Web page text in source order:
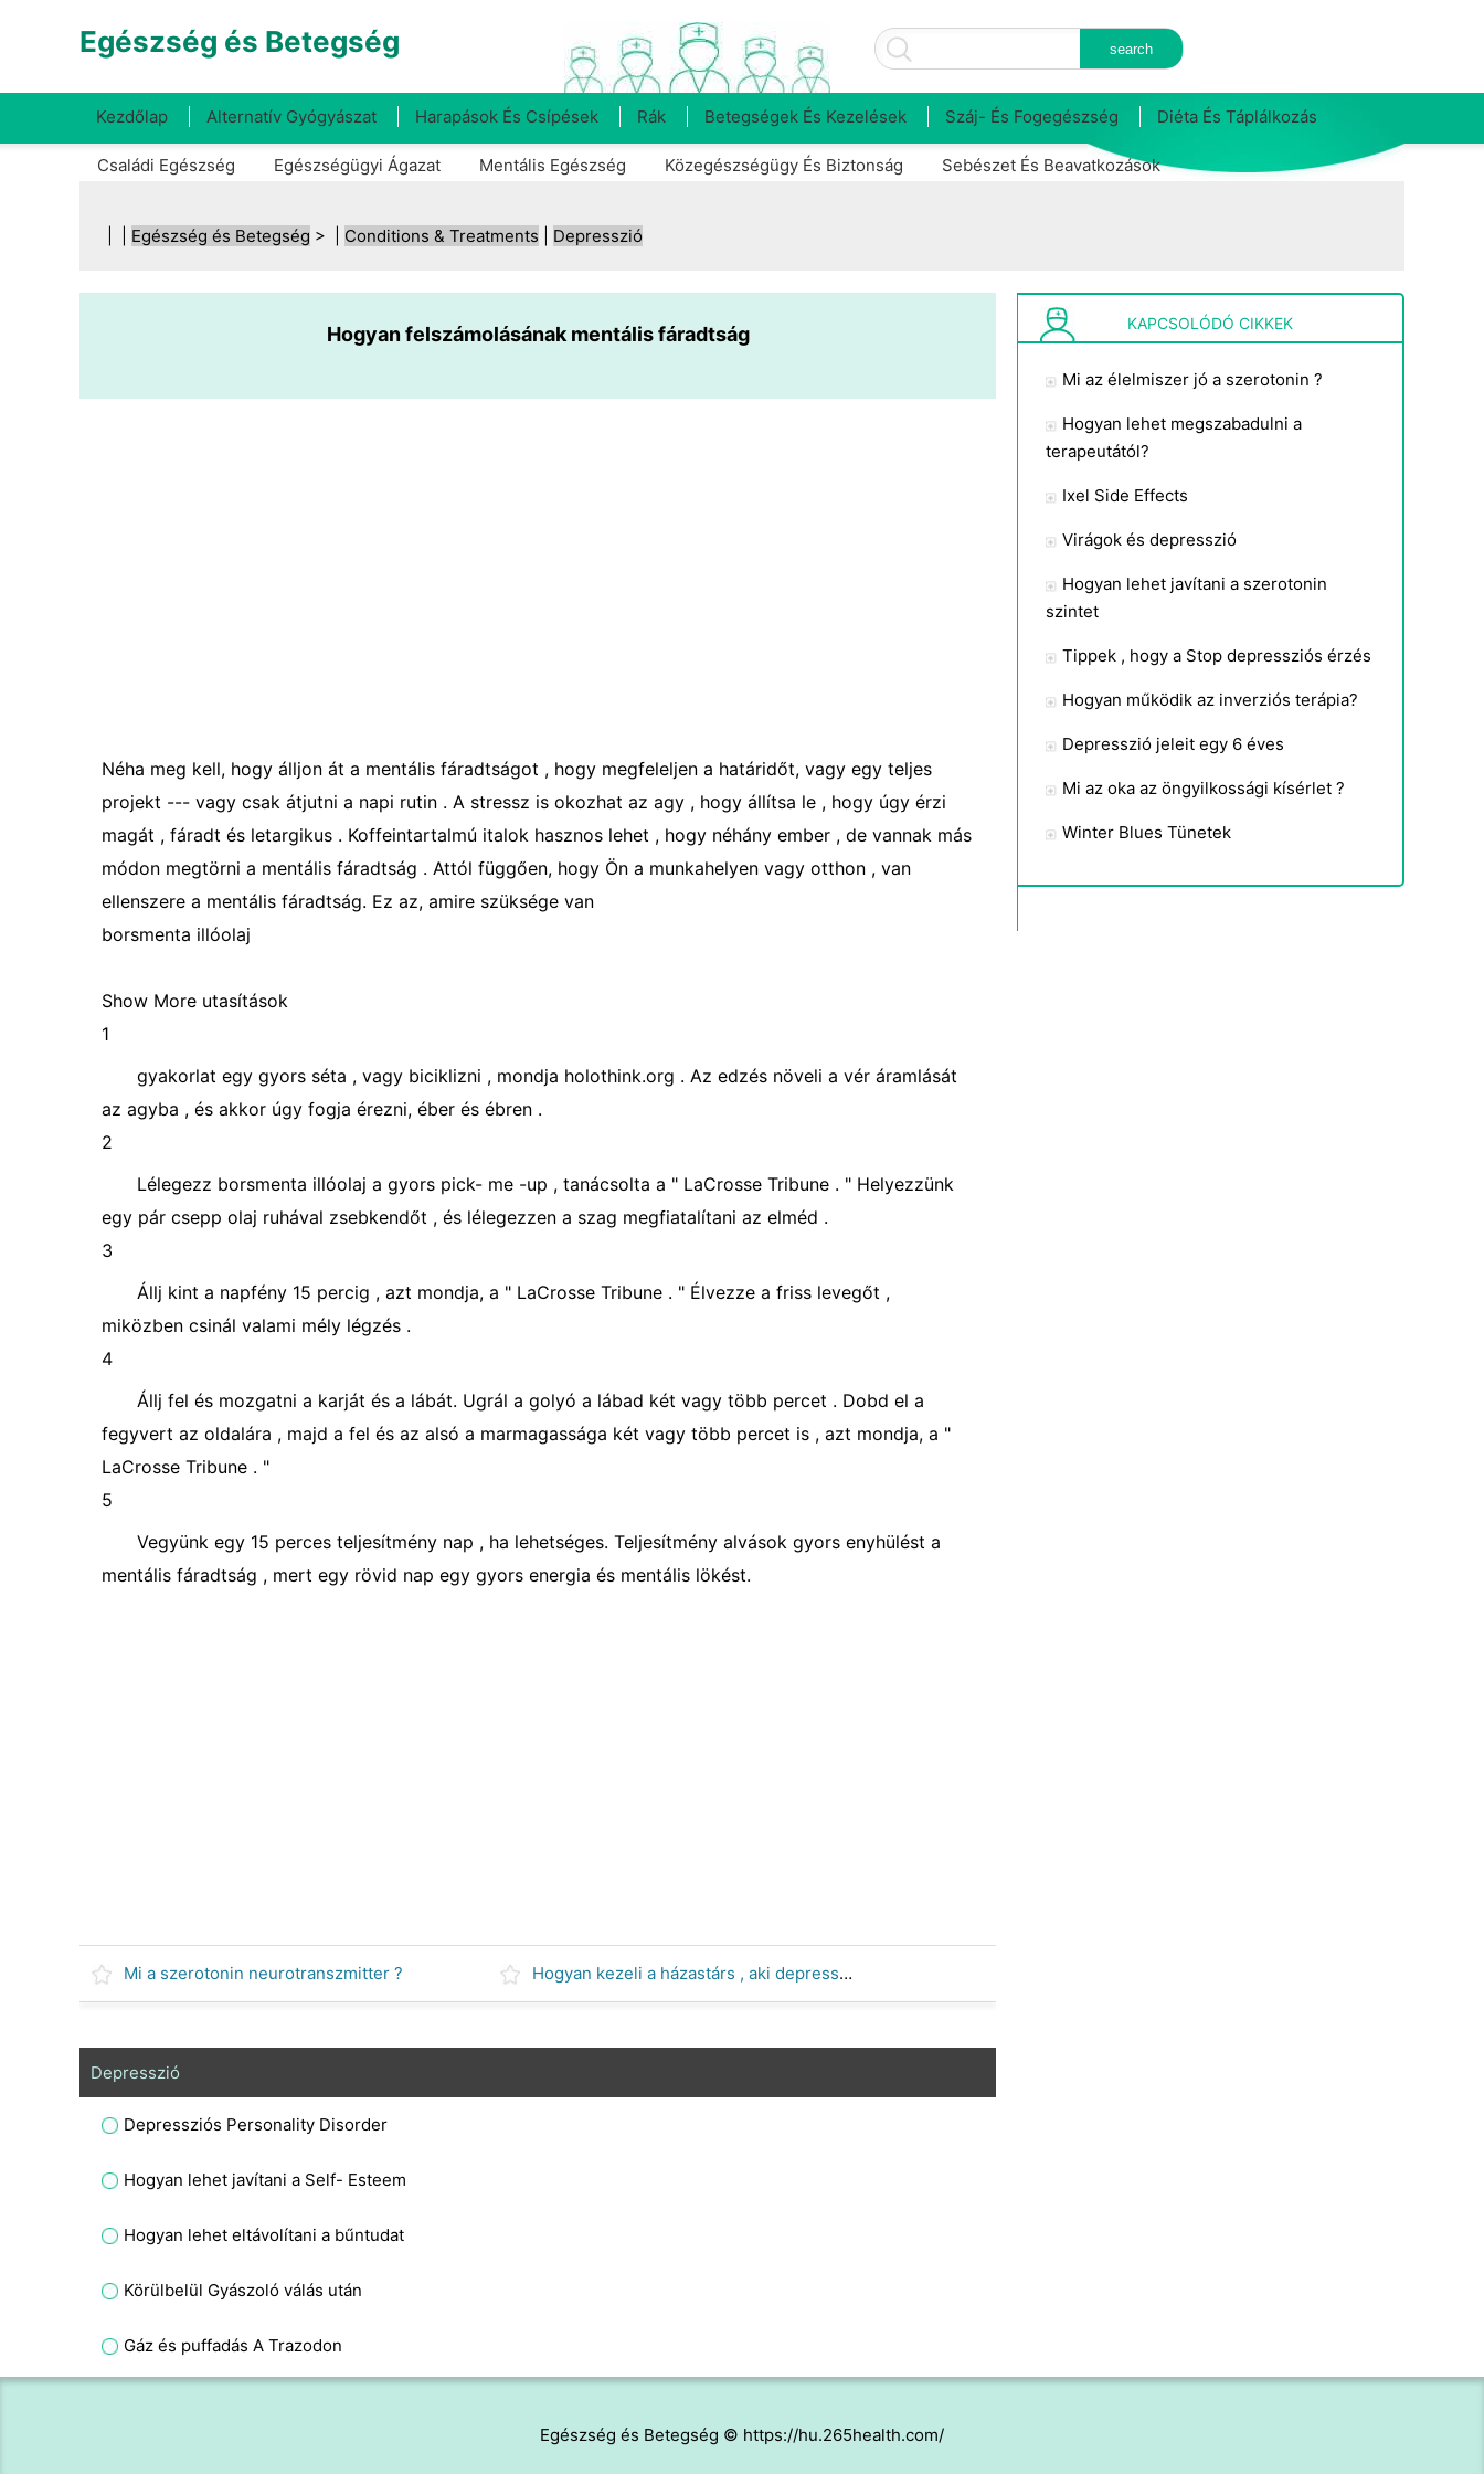
Egészség és Betegség
Kezdőlap Alternatív Gyógyászat Harapások És Csípések Rák Betegségek És Kezelések Száj- És Fogegészség Diéta És Táplálkozás
Családi Egészség Egészségügyi Ágazat Mentális Egészség Közegészségügy És Biztonság Sebészet És Beavatkozások
Egészség és Betegség > | Conditions & Treatments Depresszió
Hogyan felszámolásának mentális fáradtság
Néha meg kell, hogy álljon át a mentális fáradtságot , hogy megfeleljen a határidőt, vagy egy teljes
projekt --- vagy csak átjutni a napi rutin . A stressz is okozhat az agy , hogy állítsa le , hogy úgy érzi
magát , fáradt és letargikus . Koffeintartalmú italok hasznos lehet , hogy néhány ember , de vannak más
módon megtörni a mentális fáradtság . Attól függően, hogy Ön a munkahelyen vagy otthon , van
ellenszere a mentális fáradtság. Ez az, amire szüksége van
borsmenta illóolaj
Show More utasítások
1
gyakorlat egy gyors séta , vagy biciklizni , mondja holothink.org . Az edzés növeli a vér áramlását
az agyba , és akkor úgy fogja érezni, éber és ébren .
2
Lélegezz borsmenta illóolaj a gyors pick- me -up , tanácsolta a " LaCrosse Tribune . " Helyezzünk
egy pár csepp olaj ruhával zsebkendőt , és lélegezzen a szag megfiatalítani az elméd .
3
Állj kint a napfény 15 percig , azt mondja, a " LaCrosse Tribune . " Élvezze a friss levegőt ,
miközben csinál valami mély légzés .
4
Állj fel és mozgatni a karját és a lábát. Ugrál a golyó a lábad két vagy több percet . Dobd el a
fegyvert az oldalára , majd a fel és az alsó a marmagassága két vagy több percet is , azt mondja, a "
LaCrosse Tribune . "
5
Vegyünk egy 15 perces teljesítmény nap , ha lehetséges. Teljesítmény alvások gyors enyhülést a
mentális fáradtság , mert egy rövid nap egy gyors energia és mentális lökést.
Mi a szerotonin neurotranszmitter ? Hogyan kezeli a házastárs , aki depressziós ?
Depresszió
Depressziós Personality Disorder
Hogyan lehet javítani a Self- Esteem
Hogyan lehet eltávolítani a bűntudat
Körülbelül Gyászoló válás után
Gáz és puffadás A Trazodon
KAPCSOLÓDÓ CIKKEK
Mi az élelmiszer jó a szerotonin ?
Hogyan lehet megszabadulni a
terapeutától?
Ixel Side Effects
Virágok és depresszió
Hogyan lehet javítani a szerotonin
szintet
Tippek , hogy a Stop depressziós érzés
Hogyan működik az inverziós terápia?
Depresszió jeleit egy 6 éves
Mi az oka az öngyilkossági kísérlet ?
Winter Blues Tünetek
Egészség és Betegség © https://hu.265health.com/